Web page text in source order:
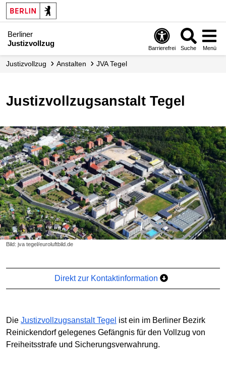
Berliner
Justizvollzug
Barrierefrei Suche Menü
Justizvollzug Anstalten JVA Tegel
Justizvollzugsanstalt Tegel
Bild: jva tegel/euroluftbild.de
Direkt zur Kontaktinformation
Die Justizvollzugsanstalt Tegel ist ein im Berliner Bezirk
Reinickendorf gelegenes Gefängnis für den Vollzug von
Freiheitsstrafe und Sicherungsverwahrung.